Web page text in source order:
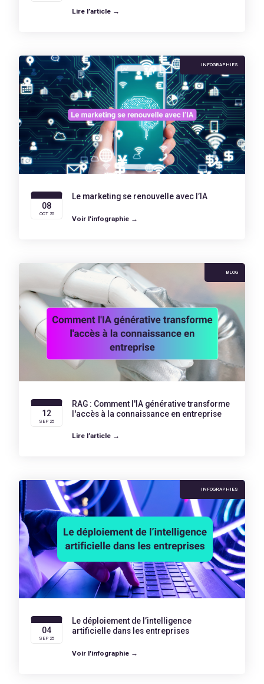
Lire l’article →
INFOGRAPHIES
08
OCT 25
Le marketing se renouvelle avec l’IA
Voir l'infographie →
BLOG
12
SEP 25
RAG : Comment l'IA générative transforme
l'accès à la connaissance en entreprise
Lire l’article →
INFOGRAPHIES
04
SEP 25
Le déploiement de l’intelligence
artificielle dans les entreprises
Voir l'infographie →